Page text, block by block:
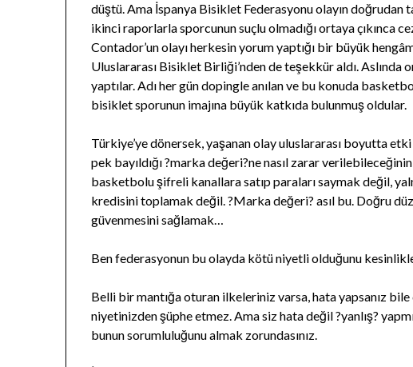
düştü. Ama İspanya Bisiklet Federasyonu olayın doğrudan
ikinci raporlarla sporcunun suçlu olmadığı ortaya çıkınca
Contador’un olayı herkesin yorum yaptığı bir büyük
Uluslararası Bisiklet Birliği’nden de teşekkür aldı.
yaptılar. Adı her gün dopingle anılan ve bu konuda
bisiklet sporunun imajına büyük katkıda bulunmuş oldular.
Türkiye’ye dönersek, yaşanan olay uluslararası boyutta
pek bayıldığı ?marka değeri?ne nasıl zarar
basketbolu şifreli kanallara satıp paraları saymak değil,
kredisini toplamak değil. ?Marka değeri? asıl bu. Doğru
güvenmesini sağlamak…
Ben federasyonun bu olayda kötü niyetli olduğunu
Belli bir mantığa oturan ilkeleriniz varsa, hata yapsanız bile
niyetinizden şüphe etmez. Ama siz hata değil ?yanlış?
bunun sorumluluğunu almak zorundasınız.